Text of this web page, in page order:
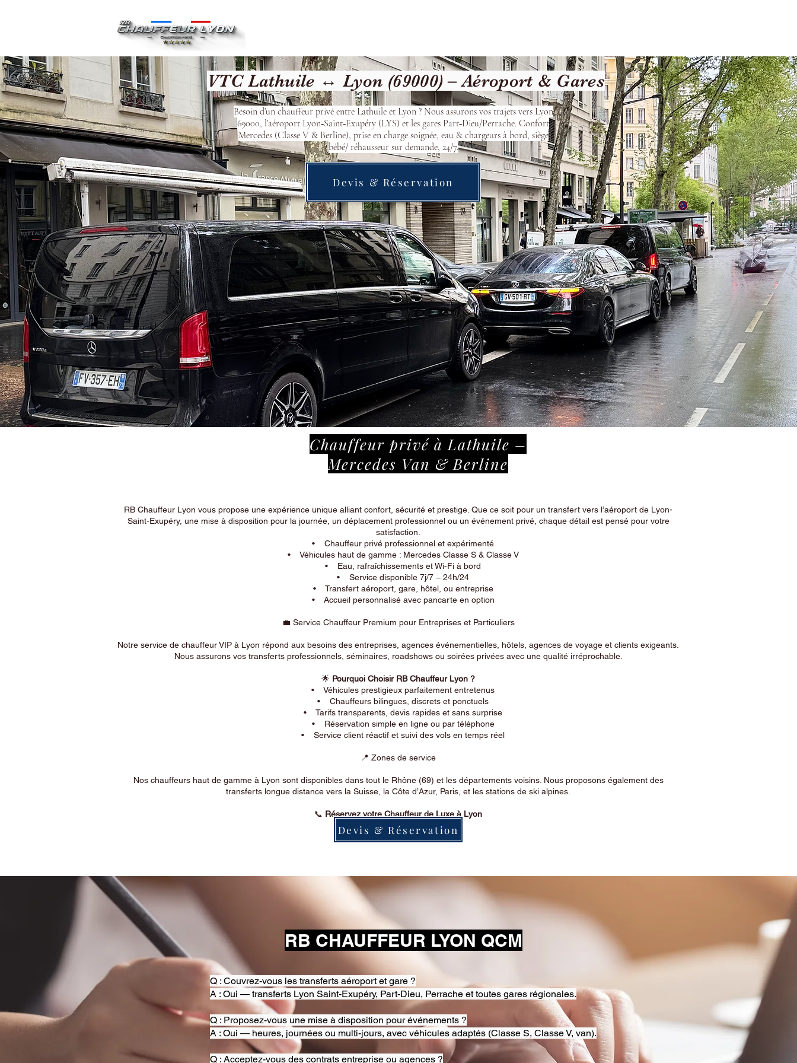
VTC Lathuile ↔ Lyon (69000) – Aéroport & Gares
Besoin d’un chauffeur privé entre Lathuile et Lyon ? Nous assurons vos trajets vers Lyon
69000, l’aéroport Lyon‑Saint‑Exupéry (LYS) et les gares Part‑Dieu/Perrache. Confort
Mercedes (Classe V & Berline), prise en charge soignée, eau & chargeurs à bord, siège
bébé/ réhausseur sur demande, 24/7.
Devis & Réservation
Chauffeur privé à Lathuile –
Mercedes Van & Berline
RB Chauffeur Lyon vous propose une expérience unique alliant confort, sécurité et prestige. Que ce soit pour un transfert vers l’aéroport de Lyon-
Saint-Exupéry, une mise à disposition pour la journée, un déplacement professionnel ou un événement privé, chaque détail est pensé pour votre
satisfaction.
• Chauffeur privé professionnel et expérimenté
• Véhicules haut de gamme : Mercedes Classe S & Classe V
• Eau, rafraîchissements et Wi-Fi à bord
• Service disponible 7j/7 – 24h/24
• Transfert aéroport, gare, hôtel, ou entreprise
• Accueil personnalisé avec pancarte en option
💼 Service Chauffeur Premium pour Entreprises et Particuliers
Notre service de chauffeur VIP à Lyon répond aux besoins des entreprises, agences événementielles, hôtels, agences de voyage et clients exigeants.
Nous assurons vos transferts professionnels, séminaires, roadshows ou soirées privées avec une qualité irréprochable.
🌟 Pourquoi Choisir RB Chauffeur Lyon ?
• Véhicules prestigieux parfaitement entretenus
• Chauffeurs bilingues, discrets et ponctuels
• Tarifs transparents, devis rapides et sans surprise
• Réservation simple en ligne ou par téléphone
• Service client réactif et suivi des vols en temps réel
📍 Zones de service
Nos chauffeurs haut de gamme à Lyon sont disponibles dans tout le Rhône (69) et les départements voisins. Nous proposons également des
transferts longue distance vers la Suisse, la Côte d’Azur, Paris, et les stations de ski alpines.
📞 Réservez votre Chauffeur de Luxe à Lyon
Devis & Réservation
RB CHAUFFEUR LYON QCM
Q : Couvrez-vous les transferts aéroport et gare ?
A : Oui — transferts Lyon Saint-Exupéry, Part-Dieu, Perrache et toutes gares régionales.
Q : Proposez-vous une mise à disposition pour événements ?
A : Oui — heures, journées ou multi-jours, avec véhicules adaptés (Classe S, Classe V, van).
Q : Acceptez-vous des contrats entreprise ou agences ?